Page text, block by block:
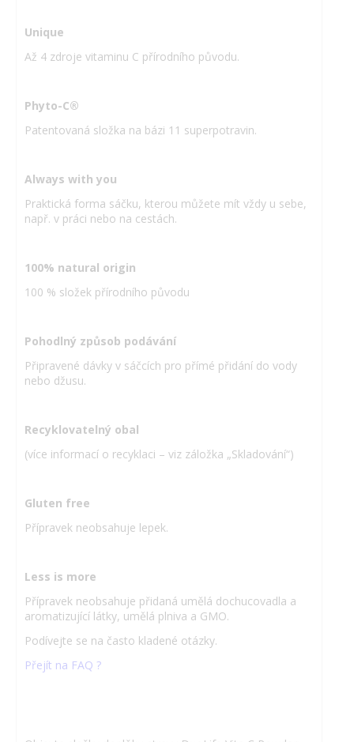
Unique
Až 4 zdroje vitaminu C přírodního původu.
Phyto-C®
Patentovaná složka na bázi 11 superpotravin.
Always with you
Praktická forma sáčku, kterou můžete mít vždy u sebe,
např. v práci nebo na cestách.
100% natural origin
100 % složek přírodního původu
Pohodlný způsob podávání
Připravené dávky v sáčcích pro přímé přidání do vody
nebo džusu.
Recyklovatelný obal
(více informací o recyklaci – viz záložka „Skladování“)
Gluten free
Přípravek neobsahuje lepek.
Less is more
Přípravek neobsahuje přidaná umělá dochucovadla a
aromatizující látky, umělá plniva a GMO.
Podívejte se na často kladené otázky.
Přejít na FAQ ?